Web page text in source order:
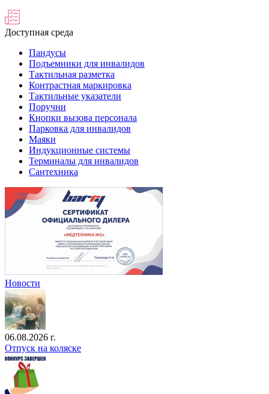
Доступная среда
Пандусы
Подъемники для инвалидов
Тактильная разметка
Контрастная маркировка
Тактильные указатели
Поручни
Кнопки вызова персонала
Парковка для инвалидов
Маяки
Индукционные системы
Терминалы для инвалидов
Сантехника
Новости
06.08.2026 г.
Отпуск на коляске